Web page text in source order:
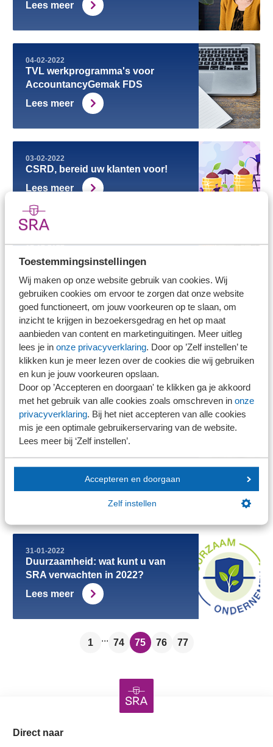
Toestemmingsinstellingen
Wij maken op onze website gebruik van cookies. Wij
gebruiken cookies om ervoor te zorgen dat onze website
goed functioneert, om jouw voorkeuren op te slaan, om
inzicht te krijgen in bezoekersgedrag en het op maat
aanbieden van content en marketinguitingen. Meer uitleg
lees je in onze privacyverklaring. Door op ’Zelf instellen’ te
klikken kun je meer lezen over de cookies die wij gebruiken
en kun je jouw voorkeuren opslaan.
Door op ’Accepteren en doorgaan' te klikken ga je akkoord
met het gebruik van alle cookies zoals omschreven in onze
privacyverklaring. Bij het niet accepteren van alle cookies
mis je een optimale gebruikerservaring van de website.
Lees meer bij ‘Zelf instellen’.
Accepteren en doorgaan
Zelf instellen
Lees meer
04-02-2022
TVL werkprogramma's voor
AccountancyGemak FDS
Lees meer
03-02-2022
CSRD, bereid uw klanten voor!
Lees meer
01-02-2022
accountant en de kwaliteit van het
vak
Lees meer
01-02-2022
SRA reageert op NBA greenpaper
Moraal versus wet
Lees meer
Moraal versus wet
31-01-2022
Duurzaamheid: wat kunt u van
SRA verwachten in 2022?
Lees meer
1 ... 74 75 76 77
Direct naar